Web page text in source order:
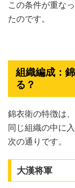
この条件が重な
たのです。
組織編成：
る？
錦衣衛の特徴は、
同じ組織の中に
次の通りです。
大漢将軍